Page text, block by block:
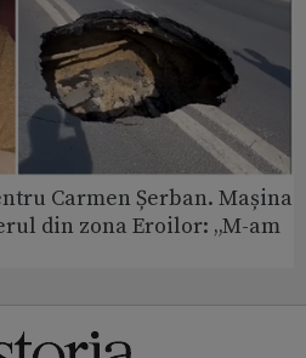
Carmen Șerban. Mașina
din zona Eroilor: „M-am